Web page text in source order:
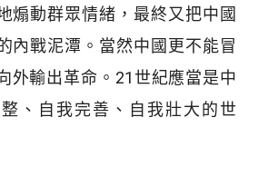
煽動群眾情緒，最終又把中國
內戰泥潭。當然中國更不能冒
外輸出革命。21世紀應當是中
、自我完善、自我壯大的世